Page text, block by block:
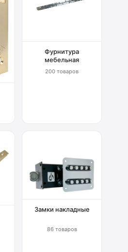
Фурнитура
мебельная
200 товаров
Замки накладные
86 товаров